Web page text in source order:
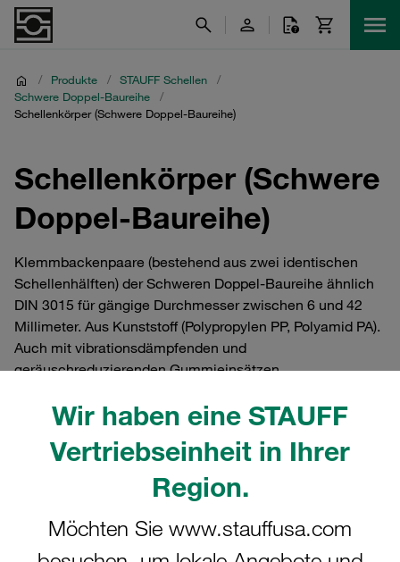
Wir haben eine STAUFF
Vertriebseinheit in Ihrer
Region.
Möchten Sie www.stauffusa.com
/ Produkte / STAUFF Schellen
/
Schwere Doppel-Baureihe
/
Schellenkörper (Schwere Doppel-Baureihe)
Schellenkörper (Schwere
Doppel-Baureihe)
Klemmbackenpaare (bestehend aus zwei identischen
Schellenhälften) der Schweren Doppel-Baureihe ähnlich
DIN 3015 für gängige Durchmesser zwischen 6 und 42
Millimeter. Aus Kunststoff (Polypropylen PP, Polyamid PA).
Auch mit vibrationsdämpfenden und
geräuschreduzierenden Gummieinsätzen.
Brandschutz-Vorgaben. UV-beständig,
Ausführungen mit Vorspannung. Zur Befestigung von
Rohren und anderen Bauteilen - nicht nur in der Hydraulik.